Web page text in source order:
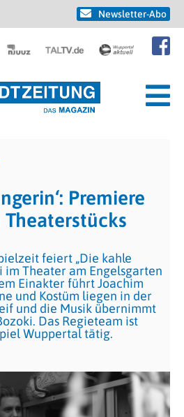
Newsletter-Abo
Premiere
Theaterstücks
feiert „Die kahle
im Theater am Engelsgarten
Einakter führt Joachim
und Kostüm liegen in der
und die Musik übernimmt
Das Regieteam ist
Wuppertal tätig.